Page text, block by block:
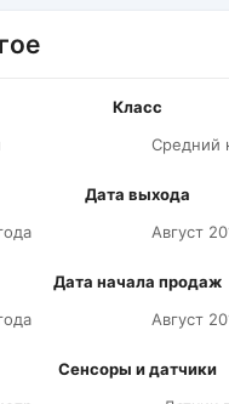
Класс
Средний
Дата выхода
Август
Дата начала продаж
Август
Сенсоры и датчики